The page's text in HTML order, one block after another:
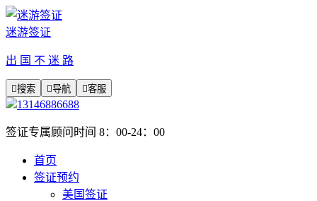
迷游签证
出 国 不 迷 路
搜索 导航 客服
13146886688
签证专属顾问时间 8：00-24：00
首页
签证预约
美国签证